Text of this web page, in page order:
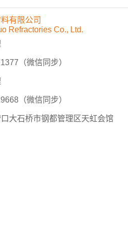
有限公司
Refractories Co., Ltd.
（微信同步）
（微信同步）
大石桥市钢都管理区天虹会馆